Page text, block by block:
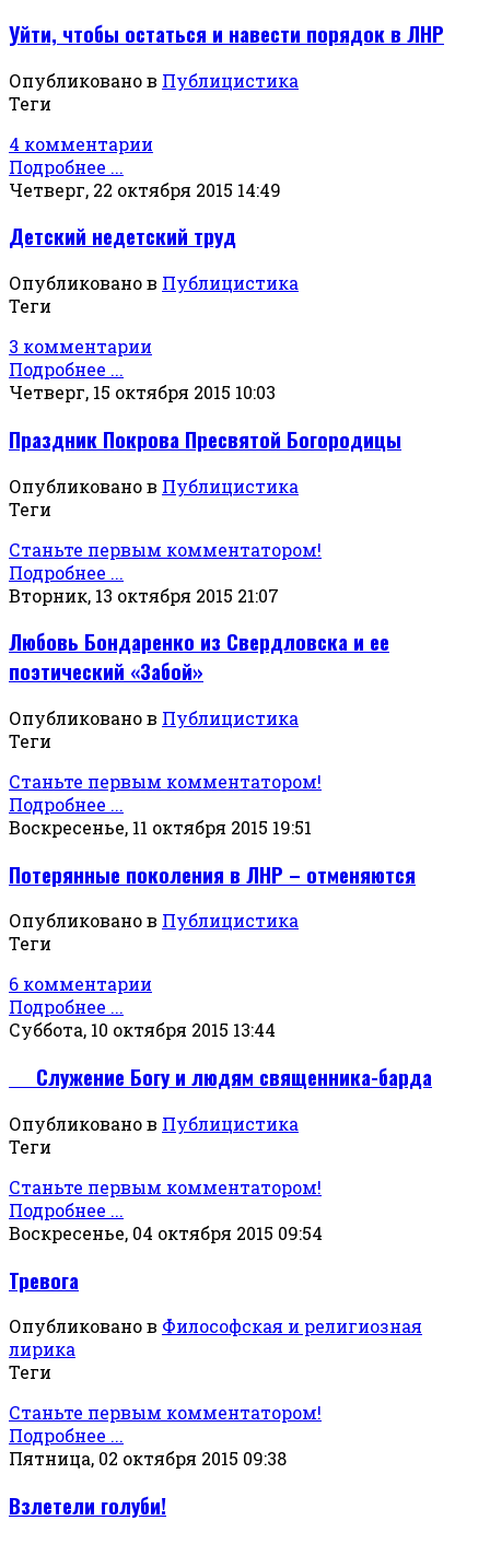
Уйти, чтобы остаться и навести порядок в ЛНР
Опубликовано в Публицистика
Теги
4 комментарии
Подробнее ...
Четверг, 22 октября 2015 14:49
Детский недетский труд
Опубликовано в Публицистика
Теги
3 комментарии
Подробнее ...
Четверг, 15 октября 2015 10:03
Праздник Покрова Пресвятой Богородицы
Опубликовано в Публицистика
Теги
Станьте первым комментатором!
Подробнее ...
Вторник, 13 октября 2015 21:07
Любовь Бондаренко из Свердловска и ее
поэтический «Забой»
Опубликовано в Публицистика
Теги
Станьте первым комментатором!
Подробнее ...
Воскресенье, 11 октября 2015 19:51
Потерянные поколения в ЛНР – отменяются
Опубликовано в Публицистика
Теги
6 комментарии
Подробнее ...
Суббота, 10 октября 2015 13:44
Служение Богу и людям священника-барда
Опубликовано в Публицистика
Теги
Станьте первым комментатором!
Подробнее ...
Воскресенье, 04 октября 2015 09:54
Тревога
Опубликовано в Философская и религиозная
лирика
Теги
Станьте первым комментатором!
Подробнее ...
Пятница, 02 октября 2015 09:38
Взлетели голуби!